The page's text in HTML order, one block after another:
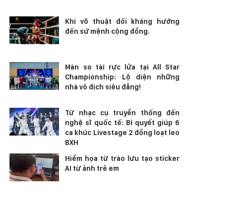
Khi võ thuật đối kháng hướng
đến sứ mệnh cộng đồng.
Màn so tài rực lửa tại All Star
Championship: Lộ diện những
nhà vô địch siêu đẳng!
Từ nhạc cụ truyền thống đến
nghệ sĩ quốc tế: Bí quyết giúp 6
ca khúc Livestage 2 đồng loạt leo
BXH
Hiểm họa từ trào lưu tạo sticker
AI từ ảnh trẻ em